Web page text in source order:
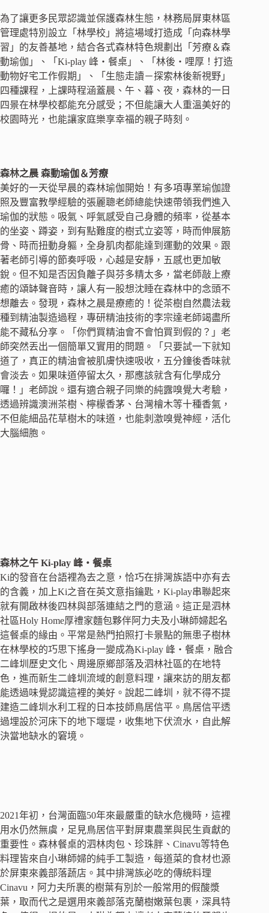
為了讓更多民眾認識並保護森林生態，林務局屏東林區
管理處特別設立「林學校」將這場域打造成「向森林學
習」的友善基地，結合各式森林特色規劃出「芳療＆森
動瑜伽」、「Ki-play 峰‧餐桌」、「林後‧哩厚！打造
動物好宅工作假期」、「生態走讀－探索林後新視野」
四種課程，上課時程涵蓋晨、午、暮、夜，森林的一日
四景在林學校都能充分感受；不但能讓大人重溫美好的
校園時光，也能讓家庭樂享幸福的親子時刻。
森林之晨 森動瑜伽＆芳療
美好的一天從早晨的森林瑜伽開始！有多項專業瑜伽證
照及豐富教學經驗的張麗聰老師總能快速帶領我們進入
瑜伽的狀態。吸氣、呼氣感受自己身體的頻率，從基本
的坐姿、蹲姿，到有點難度的樹式立姿等，時而伸展筋
骨、時而扭動身軀，全身肌肉都能達到運動的效果。跟
著老師引導的節奏呼吸，心越是安靜，五感也更加敏
銳。但不知是否因負離子與芬多精太多，當老師敲上療
癒的頌缽聲音時，讓人有一股想沈睡在森林中的念頭不
想離去。發現，森林之晨是療癒的！從茶樹自然農法栽
種到精油製造過程，專研精油技術的李宗達老師竭盡所
能不藏私分享。「你們買精油會不會怕買到假的？」老
師突然丟出一個簡單又實用的問題。「只要試一下就知
道了，真正的精油會被肌膚快速吸收，五分鐘後香味就
會淡去。如果味道停留太久，那應該就含有化學成分
囉！」老師說。還有適合親子同樂的純露嗅覺大考驗，
透過辨識澳洲茶樹、檸檬香茅、台灣檜木等十種香氣，
不但能細品花草樹木的味道，也能刺激嗅覺神經，活化
大腦細胞。
森林之午 Ki-play 峰‧餐桌
Ki的發音在台語裡為去之意，恰巧在排灣族語中亦有去
的含義，加上Ki之音在英文意指鑰匙，Ki-play串聯起來
就有開啟林後四林與部落連結之門的意涵。這正是泗林
社區Holy Home厚禮家麵包夥伴阿力夫及小琳師婦起名
這餐桌的緣由。平常是熱門拍照打卡景點的無患子樹林
在林學校的巧思下搖身一變成為Ki-play 峰‧餐桌，融合
二峰圳歷史文化、周邊原鄉部落及泗林社區的在地特
色，進而新生二峰圳流域的創意料理，讓來訪的朋友都
能透過味覺認識這裡的美好。說起二峰圳，就不得不提
建造二峰圳水利工程的日本技師鳥居信平。鳥居信平透
過埋設於河床下的地下堰堤，收集地下伏流水，自此解
決當地缺水的窘境。
2021年初，台灣面臨50年來最嚴重的缺水危機時，這裡
用水仍然無虞，足見鳥居信平對屏東農業與民生貢獻的
重要性。森林餐桌的泗林肉包、珍珠胖、Cinavu等特色
料理皆來自小琳師婦的純手工製造，每道菜的食材也源
於屏東來義部落蔬店。其中排灣族必吃的傳統料理
Cinavu，阿力夫所裹的樹葉有別於一般常用的假酸漿
葉，取而代之是選用來義部落克蘭樹嫩葉包裹，深具特